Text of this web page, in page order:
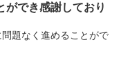
ができ感謝しており
題なく進めることがで